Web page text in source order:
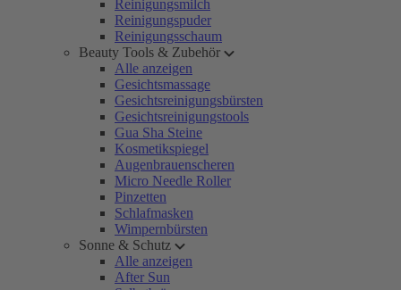
Reinigungsmilch
Reinigungspuder
Reinigungsschaum
Beauty Tools & Zubehör
Alle anzeigen
Gesichtsmassage
Gesichtsreinigungsbürsten
Gesichtsreinigungstools
Gua Sha Steine
Kosmetikspiegel
Augenbrauenscheren
Micro Needle Roller
Pinzetten
Schlafmasken
Wimpernbürsten
Sonne & Schutz
Alle anzeigen
After Sun